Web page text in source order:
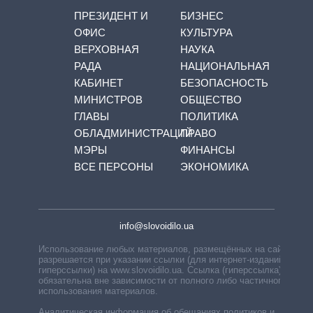
ПРЕЗИДЕНТ И
ОФИС
ВЕРХОВНАЯ
РАДА
КАБИНЕТ
МИНИСТРОВ
ГЛАВЫ
ОБЛАДМИНИСТРАЦИЙ
МЭРЫ
ВСЕ ПЕРСОНЫ
БИЗНЕС
КУЛЬТУРА
НАУКА
НАЦИОНАЛЬНАЯ
БЕЗОПАСНОСТЬ
ОБЩЕСТВО
ПОЛИТИКА
ПРАВО
ФИНАНСЫ
ЭКОНОМИКА
info@slovoidilo.ua
Использование любых материалов, размещённых на сайте,
разрешается при указании ссылки (для интернет-изданий —
гиперссылки) на www.slovoidilo.ua. Ссылка (гиперссылка)
обязательна вне зависимости от полного либо частичного
использования материалов.